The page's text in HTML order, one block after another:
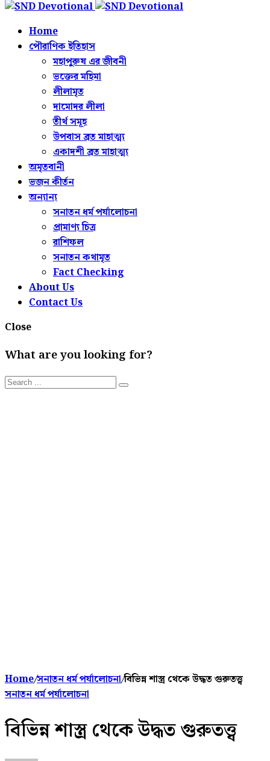
Home
পৌরাণিক ইতিহাস
মহাপুরুষ এর জীবনী
ভক্তের মহিমা
লীলামৃত
দামোদর লীলা
তীর্থ সমূহ
উপবাস ব্রত মাহাত্ম্য
একাদশী ব্রত মাহাত্ম্য
অমৃতবানী
ভজন কীর্তন
অন্যান্য
সনাতন ধর্ম পর্যালোচনা
প্রামাণ্য চিত্র
রাশিফল
সনাতন কথামৃত
Fact Checking
About Us
Contact Us
Close
What are you looking for?
Home/সনাতন ধর্ম পর্যালোচনা/বিভিন্ন শাস্ত্র থেকে উদ্ধত গুরুতত্ত্ব
সনাতন ধর্ম পর্যালোচনা
বিভিন্ন শাস্ত্র থেকে উদ্ধত গুরুতত্ত্ব